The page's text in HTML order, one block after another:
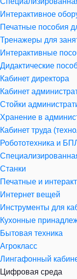
Интерактивное
Печатные пособия
Тренажеры для
Интерактивные
Дидактические
Кабинет директора
Кабинет
Стойки
Хранение в
Кабинет труда
Робототехника и
Станки
Печатные и
Интернет вещей
Инструменты для
Кухонные
Бытовая техника
Агрокласс
Лингафонный
Цифровая среда